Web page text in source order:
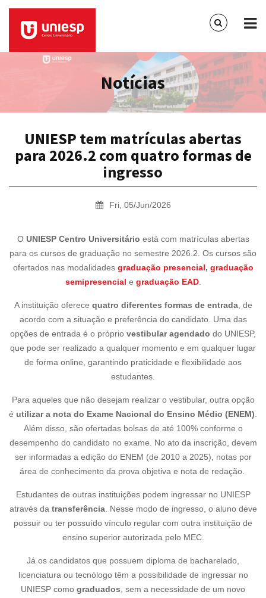
Notícias
UNIESP tem matrículas abertas
para 2026.2 com quatro formas de
ingresso
Fri, 05/Jun/2026
O UNIESP Centro Universitário está com matrículas abertas
para os cursos de graduação no semestre 2026.2. Os cursos são
ofertados nas modalidades graduação presencial, graduação
semipresencial e graduação EAD.
A instituição oferece quatro diferentes formas de entrada, de
acordo com a situação e preferência do candidato. Uma das
opções de entrada é o próprio vestibular agendado do UNIESP,
que pode ser realizado a qualquer momento e em qualquer lugar
de forma online, garantindo praticidade e flexibilidade aos
estudantes.
Para aqueles que não desejam realizar o vestibular, outra opção
é utilizar a nota do Exame Nacional do Ensino Médio (ENEM)
Além disso, são ofertadas bolsas de até 100% conforme o
desempenho do candidato no exame. No ato da inscrição, devem
ser informadas a edição do ENEM (de 2010 a 2025), notas por
área de conhecimento da prova objetiva e nota de redação.
Estudantes de outras instituições podem ingressar no UNIESP
através da transferência. Nesse modo de ingresso, o aluno deve
possuir ou ter possuído vínculo regular com outra instituição de
ensino superior autorizada pelo MEC.
Já os candidatos que possuem diploma de bacharelado,
licenciatura ou tecnólogo têm a possibilidade de ingressar no
UNIESP como graduados , sem a necessidade de um novo